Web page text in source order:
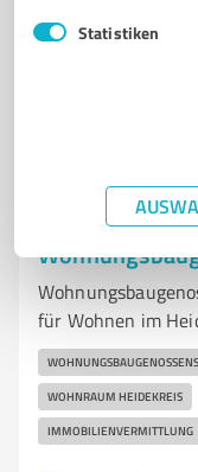
Statistiken
info@fng-
für Wohnen im
WOHNRAUM HEIDEKREIS
IMMOBILIENVERMITTLUNG